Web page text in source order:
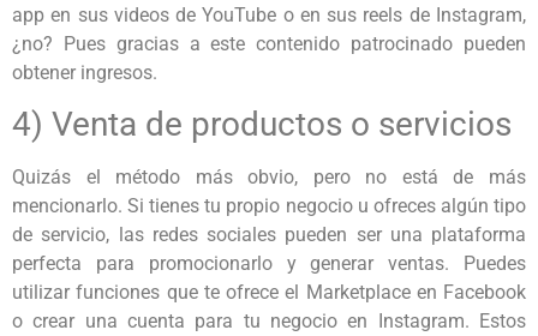
app en sus videos de YouTube o en sus reels de Instagram,
¿no? Pues gracias a este contenido patrocinado pueden
obtener ingresos.
4) Venta de productos o servicios
Quizás el método más obvio, pero no está de más
mencionarlo. Si tienes tu propio negocio u ofreces algún tipo
de servicio, las redes sociales pueden ser una plataforma
perfecta para promocionarlo y generar ventas. Puedes
utilizar funciones que te ofrece el Marketplace en Facebook
o crear una cuenta para tu negocio en Instagram. Estos